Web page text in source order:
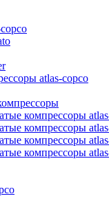
atlas-copco
компрессоры
компрессоры
компрессоры
компрессоры